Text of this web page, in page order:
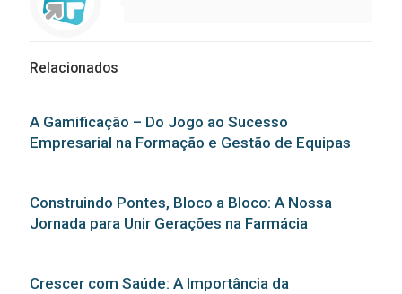
Relacionados
A Gamificação – Do Jogo ao Sucesso
Empresarial na Formação e Gestão de Equipas
Construindo Pontes, Bloco a Bloco: A Nossa
Jornada para Unir Gerações na Farmácia
Crescer com Saúde: A Importância da